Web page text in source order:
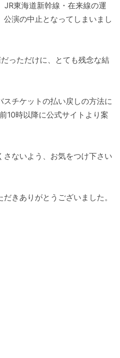
JR東海道新幹線・在来線の運
演の中止となってしまいまし
っただけに、とても残念な結
チケットの払い戻しの方法に
10時以降に公式サイトより案
さないよう、お気をつけ下さい
きありがとうございました。